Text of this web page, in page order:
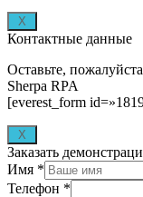
X
Контактные данные
Оставьте,
Sherpa RPA
[everest_form
X
Заказать
Имя *
Телефон *